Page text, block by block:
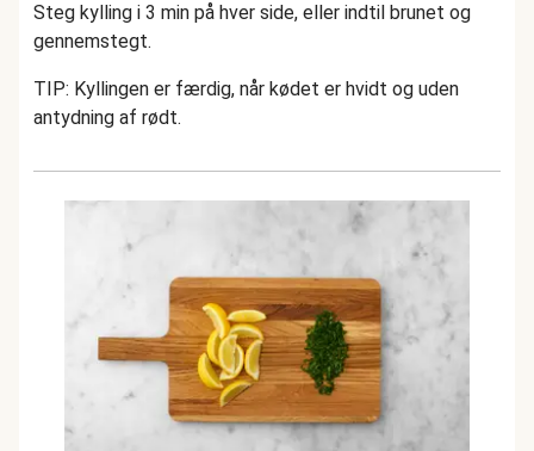
Steg kylling i 3 min på hver side, eller indtil brunet og
gennemstegt.
TIP: Kyllingen er færdig, når kødet er hvidt og uden
antydning af rødt.